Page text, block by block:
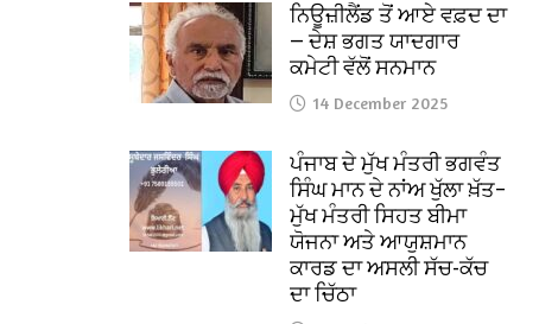
ਨਿਊਜ਼ੀਲੈਂਡ ਤੋਂ ਆਏ ਵਫ਼ਦ ਦਾ
— ਦੇਸ਼ ਭਗਤ ਯਾਦਗਾਰ
ਕਮੇਟੀ ਵੱਲੋਂ ਸਨਮਾਨ
14 December 2025
ਪੰਜਾਬ ਦੇ ਮੁੱਖ ਮੰਤਰੀ ਭਗਵੰਤ
ਸਿੰਘ ਮਾਨ ਦੇ ਨਾਂਅ ਖੁੱਲਾ ਖ਼ੱਤ–
ਮੁੱਖ ਮੰਤਰੀ ਸਿਹਤ ਬੀਮਾ
ਯੋਜਨਾ ਅਤੇ ਆਯੁਸ਼ਮਾਨ
ਕਾਰਡ ਦਾ ਅਸਲੀ ਸੱਚ-ਕੱਚ
ਦਾ ਚਿੱਠਾ